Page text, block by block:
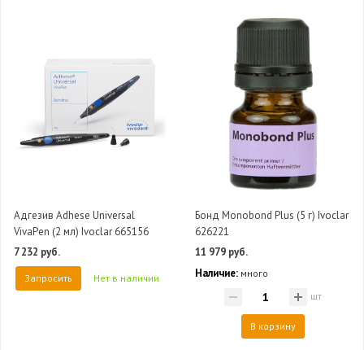
Адгезив Adhese Universal
VivaPen (2 мл) Ivoclar 665156
7 232 руб.
Запросить Нет в наличии
Бонд Monobond Plus (5 г) Ivoclar
626221
11 979 руб.
Наличие: много
шт
В корзину